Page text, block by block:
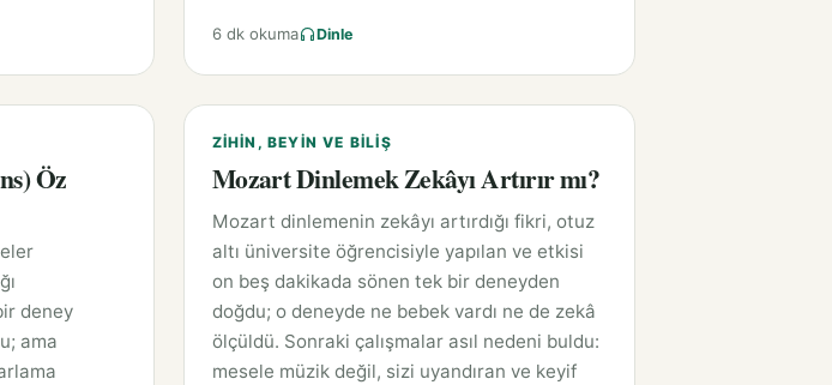
6 dk okuma Dinle
Öz
deney
ama
ZIHIN, BEYIN VE BILIŞ
Mozart Dinlemek Zekâyı Artırır mı?
Mozart dinlemenin zekâyı artırdığı fikri, otuz
altı üniversite öğrencisiyle yapılan ve etkisi
on beş dakikada sönen tek bir deneyden
doğdu; o deneyde ne bebek vardı ne de zekâ
ölçüldü. Sonraki çalışmalar asıl nedeni buldu:
mesele müzik değil, sizi uyandıran ve keyif